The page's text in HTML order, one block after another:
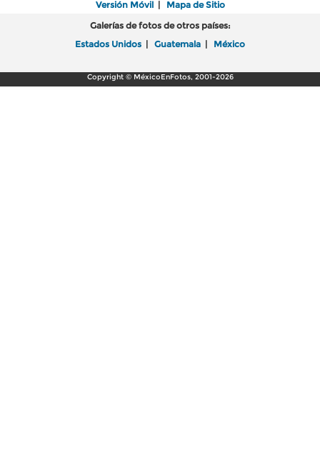
Versión Móvil| Mapa de Sitio
Galerías de fotos de otros países:
Estados Unidos | Guatemala | México
Copyright © MéxicoEnFotos, 2001-2026